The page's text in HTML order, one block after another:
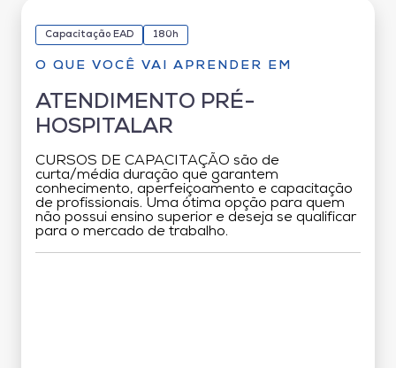
Capacitação EAD 180h
O QUE VOCÊ VAI APRENDER EM
ATENDIMENTO PRÉ-
HOSPITALAR
CURSOS DE CAPACITAÇÃO são de
curta/média duração que garantem
conhecimento, aperfeiçoamento e capacitação
de profissionais. Uma ótima opção para quem
não possui ensino superior e deseja se qualificar
para o mercado de trabalho.